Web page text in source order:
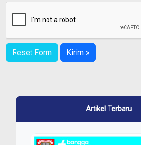
Reset Form Kirim »
Artikel Terbaru